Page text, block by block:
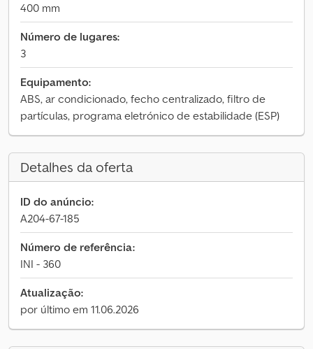
400 mm
Número de lugares:
3
Equipamento:
ABS, ar condicionado, fecho centralizado, filtro de
partículas, programa eletrónico de estabilidade (ESP)
Detalhes da oferta
ID do anúncio:
A204-67-185
Número de referência:
INI - 360
Atualização:
por último em 11.06.2026